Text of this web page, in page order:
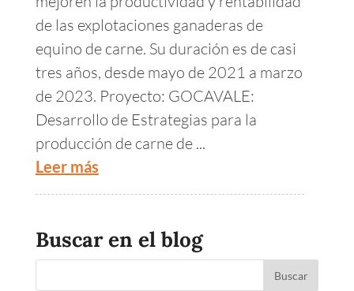
de las explotaciones ganaderas de
equino de carne. Su duración es de casi
tres años, desde mayo de 2021 a marzo
de 2023. Proyecto: GOCAVALE:
Desarrollo de Estrategias para la
producción de carne de ...
Leer más
Buscar en el blog